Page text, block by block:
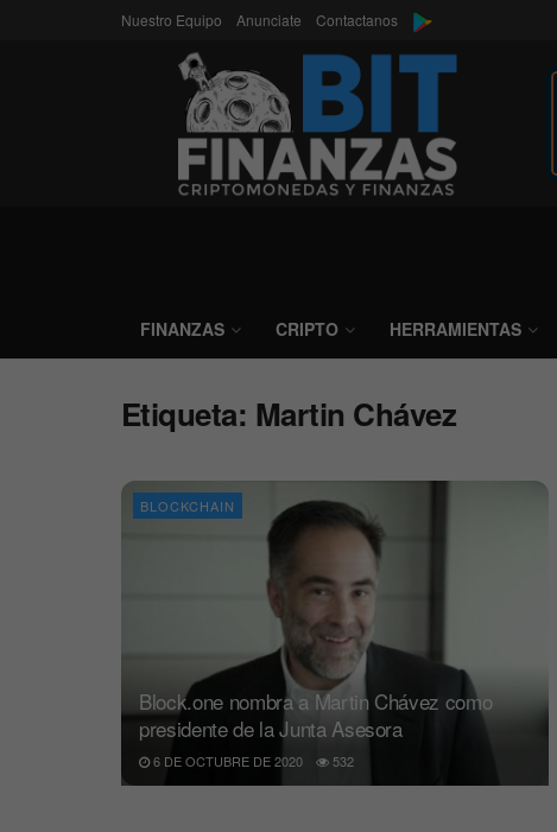
Nuestro Equipo Anunciate Contactanos
FINANZAS CRIPTO HERRAMIENTAS
Etiqueta: Martin Chávez
BLOCKCHAIN
Block.one nombra a Martin Chávez como
presidente de la Junta Asesora
6 DE OCTUBRE DE 2020 532